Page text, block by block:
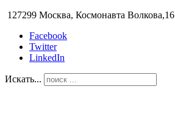
127299 Москва, Космонавта Волкова,16
Facebook
Twitter
LinkedIn
Искать...